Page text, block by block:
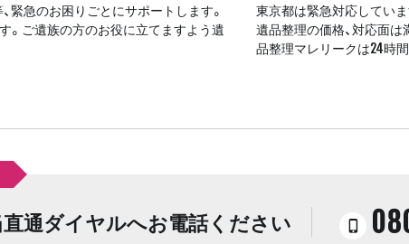
緊急のお困りごとにサポートします。
。ご遺族の方のお役に立てますよう遺
東京都は緊急対応してい
遺品整理の価格、対応面
品整理マレリークは24時
通ダイヤルへお電話ください